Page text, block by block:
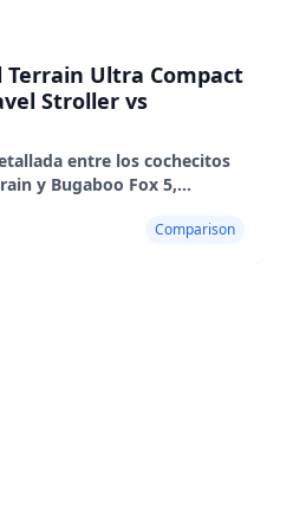
Terrain Ultra Compact
Stroller vs
entre los cochecitos
y Bugaboo Fox 5,
Comparison